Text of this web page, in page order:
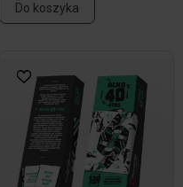
Do koszyka